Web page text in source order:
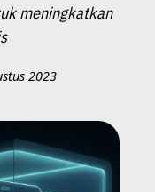
meningkatkan
2023